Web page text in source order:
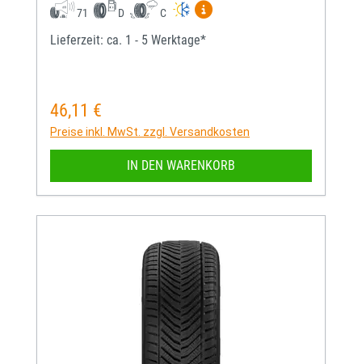
71 D C
Mehr Informationen zum
Lieferzeit: ca. 1 - 5 Werktage*
Regulärer Preis:
46,11 €
Preise inkl. MwSt. zzgl. Versandkosten
IN DEN WARENKORB